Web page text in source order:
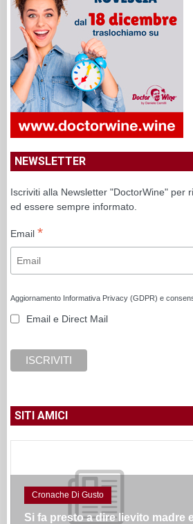
NEWSLETTER
Iscriviti alla Newsletter "DoctorWine" per
ed essere sempre informato.
Email *
Aggiornamento Informativa Privacy (GDPR) e
Email e Direct Mail
SITI AMICI
Cronache Di Gusto
Si fa presto a dire lievito madre